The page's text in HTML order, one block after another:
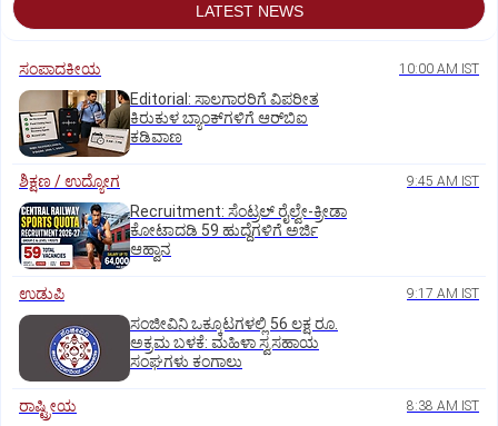
LATEST NEWS
ಸಂಪಾದಕೀಯ 10:00 AM IST
Editorial: ಸಾಲಗಾರರಿಗೆ ವಿಪರೀತ
ಕಿರುಕುಳ ಬ್ಯಾಂಕ್‌ಗಳಿಗೆ ಆರ್‌ಬಿಐ
ಕಡಿವಾಣ
ಶಿಕ್ಷಣ / ಉದ್ಯೋಗ 9:45 AM IST
Recruitment: ಸೆಂಟ್ರಲ್‌ ರೈಲ್ವೇ-ಕ್ರೀಡಾ
ಕೋಟಾದಡಿ 59 ಹುದ್ದೆಗಳಿಗೆ ಅರ್ಜಿ
ಆಹ್ವಾನ
ಉಡುಪಿ 9:17 AM IST
ಸಂಜೀವಿನಿ ಒಕ್ಕೂಟಗಳಲ್ಲಿ 56 ಲಕ್ಷ ರೂ.
ಅಕ್ರಮ ಬಳಕೆ: ಮಹಿಳಾ ಸ್ವಸಹಾಯ
ಸಂಘಗಳು ಕಂಗಾಲು
ರಾಷ್ಟ್ರೀಯ 8:38 AM IST